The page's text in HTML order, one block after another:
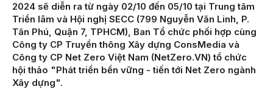
2024 sẽ diễn ra từ ngày 02/10 đến 05/10 tại Trung tâm
Triển lãm và Hội nghị SECC (799 Nguyễn Văn Linh, P.
Tân Phú, Quận 7, TPHCM), Ban Tổ chức phối hợp cùng
Công ty CP Truyền thông Xây dựng ConsMedia và
Công ty CP Net Zero Việt Nam (NetZero.VN) tổ chức
hội thảo "Phát triển bền vững - tiến tới Net Zero ngành
Xây dựng".